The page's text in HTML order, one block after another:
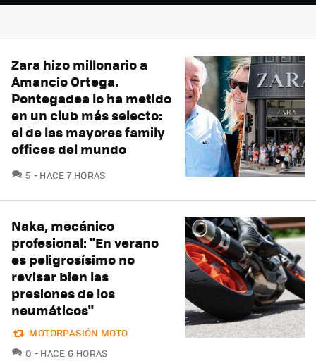
Zara hizo millonario a
Amancio Ortega.
Pontegadea lo ha metido
en un club más selecto:
el de las mayores family
offices del mundo
5 COMENTARIOS
HACE 7 HORAS
Naka, mecánico
profesional: "En verano
es peligrosísimo no
revisar bien las
presiones de los
neumáticos"
MOTORPASIÓN MOTO
0 COMENTARIOS
HACE 6 HORAS